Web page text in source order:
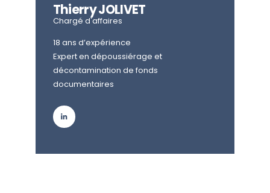
Thierry JOLIVET
Chargé d'affaires
18 ans d’expérience
Expert en dépoussiérage et
décontamination de fonds
documentaires